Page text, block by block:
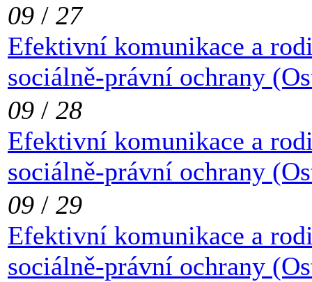
09 / 27
Efektivní komunikace a
sociálně-právní ochrany
09 / 28
Efektivní komunikace a
sociálně-právní ochrany
09 / 29
Efektivní komunikace a
sociálně-právní ochrany